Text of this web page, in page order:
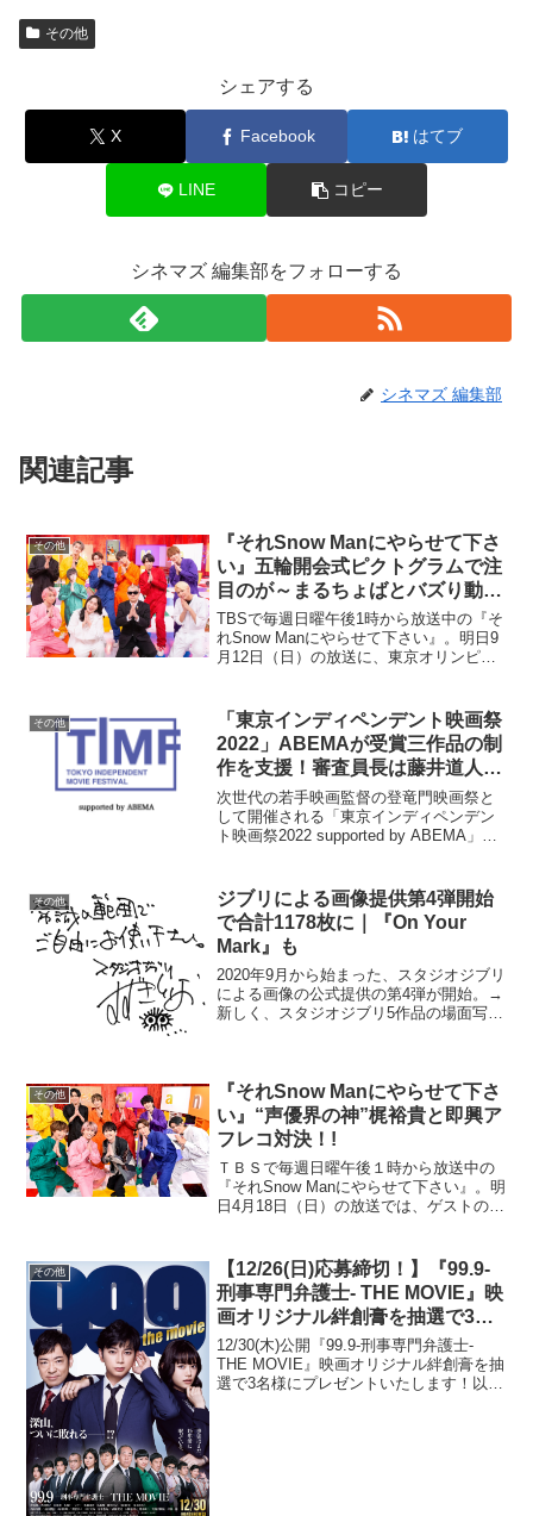
その他
シェアする
X Facebook はてブ
LINE コピー
シネマズ 編集部をフォローする
シネマズ 編集部
関連記事
その他
『それSnow Manにやらせて下さ
い』五輪開会式ピクトグラムで注
目のが～まるちょばとバズり動画
対決！
TBSで毎週日曜午後1時から放送中の『そ
れSnow Manにやらせて下さい』。明日9
月12日（日）の放送に、東京オリンピッ
ティストのが～まるちょばがゲスト出演
する。が～...
その他
「東京インディペンデント映画祭
2022」ABEMAが受賞三作品の制
作を支援！審査員長は藤井道人監
督
次世代の若手映画監督の登竜門映画祭と
して開催される「東京インディペンデン
ト映画祭2022 supported by ABEMA」に
し、2023年に独占配信することが...
その他
ジブリによる画像提供第4弾開始
で合計1178枚に｜『On Your
Mark』も
2020年9月から始まった、スタジオジブリ
による画像の公式提供の第4弾が開始。→
新しく、スタジオジブリ5作品の場面写真
ろ』『レッドター...
その他
『それSnow Manにやらせて下さ
い』“声優界の神”梶裕貴と即興ア
フレコ対決！!
ＴＢＳで毎週日曜午後１時から放送中の
『それSnow Manにやらせて下さい』。明
日4月18日（日）の放送では、ゲストの声
われたのは、Snow Manが9人で力を合わ
せて...
その他
【12/26(日)応募締切！】『99.9-
刑事専門弁護士- THE MOVIE』映
画オリジナル絆創膏を抽選で3名
様にプレゼントのお知らせ！
12/30(木)公開『99.9-刑事専門弁護士-
THE MOVIE』映画オリジナル絆創膏を抽
選で3名様にプレゼントいたします！以下